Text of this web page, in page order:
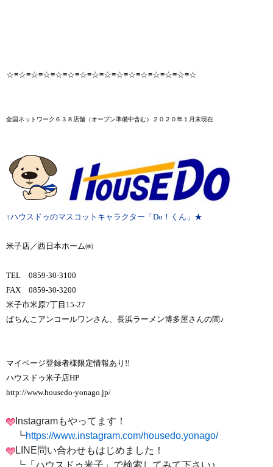
☆≡☆≡☆≡☆≡☆≡☆≡☆≡☆≡☆≡☆≡☆≡☆≡☆≡☆≡☆≡☆
全国ネットワーク６３８店舗 （オープン準備中含む）２０２０年１月末現在
↑ハウスドゥのマスコットキャラクター「Do！くん」★
米子店／西日本ホーム㈱
TEL 0859-30-3100
FAX 0859-30-3200
米子市米原7丁目15-27
ぱちんこアンコールワンさん、長浜ラーメン博多屋さんの間♪
マイページ登録者様限定情報あり!!
ハウスドゥ米子店HP
http://www.housedo-yonago.jp/
Instagramもやってます！
┗https://www.instagram.com/housedo.yonago/
LINE問い合わせもはじめました！